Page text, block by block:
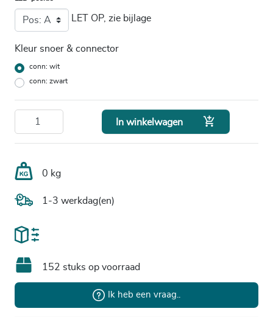
LET OP, zie bijlage
Kleur snoer & connector
conn: wit
conn: zwart
In winkelwagen 
0 kg
1-3 werkdag(en)
152 stuks op voorraad
Ik heb een vraag..